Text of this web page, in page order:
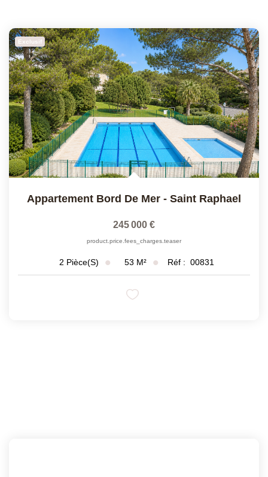
Exclusif
Appartement Bord De Mer - Saint Raphael
245 000 €
product.price.fees_charges.teaser
2 Pièce(s) 53 M² Réf : 00831